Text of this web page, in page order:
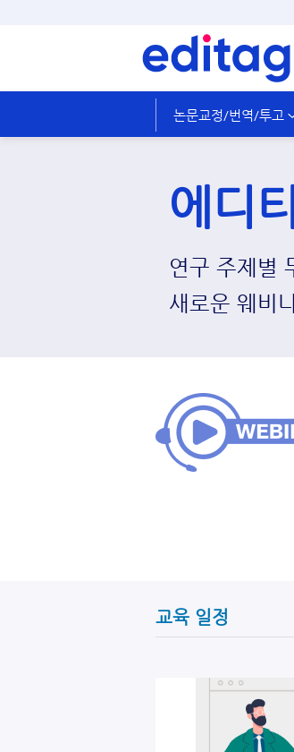
논문교정/번역/투고
에디
연구 주제별
새로운 웨비
교육 일정